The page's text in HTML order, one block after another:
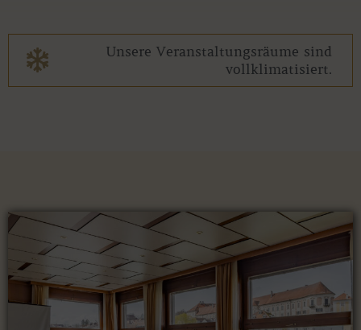
Unsere Veranstaltungsräume sind
vollklimatisiert.